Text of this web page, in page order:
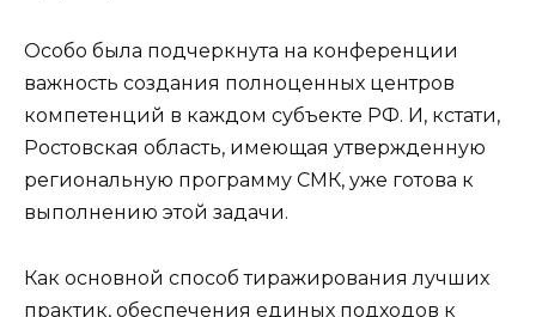
Особо была подчеркнута на конференции
важность создания полноценных центров
компетенций в каждом субъекте РФ. И, кстати,
Ростовская область, имеющая утвержденную
региональную программу СМК, уже готова к
выполнению этой задачи.
Как основной способ тиражирования лучших
практик, обеспечения единых подходов к